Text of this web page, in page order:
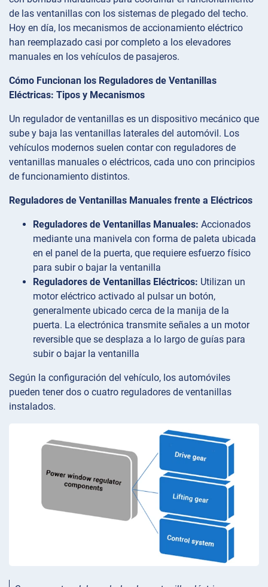
de las ventanillas con los sistemas de plegado del techo.
Hoy en día, los mecanismos de accionamiento eléctrico
han reemplazado casi por completo a los elevadores
manuales en los vehículos de pasajeros.
Cómo Funcionan los Reguladores de Ventanillas
Eléctricas: Tipos y Mecanismos
Un regulador de ventanillas es un dispositivo mecánico que
sube y baja las ventanillas laterales del automóvil. Los
vehículos modernos suelen contar con reguladores de
ventanillas manuales o eléctricos, cada uno con principios
de funcionamiento distintos.
Reguladores de Ventanillas Manuales frente a Eléctricos
Reguladores de Ventanillas Manuales: Accionados
mediante una manivela con forma de paleta ubicada
en el panel de la puerta, que requiere esfuerzo físico
para subir o bajar la ventanilla
Reguladores de Ventanillas Eléctricos: Utilizan un
motor eléctrico activado al pulsar un botón,
generalmente ubicado cerca de la manija de la
puerta. La electrónica transmite señales a un motor
reversible que se desplaza a lo largo de guías para
subir o bajar la ventanilla
Según la configuración del vehículo, los automóviles
pueden tener dos o cuatro reguladores de ventanillas
instalados.